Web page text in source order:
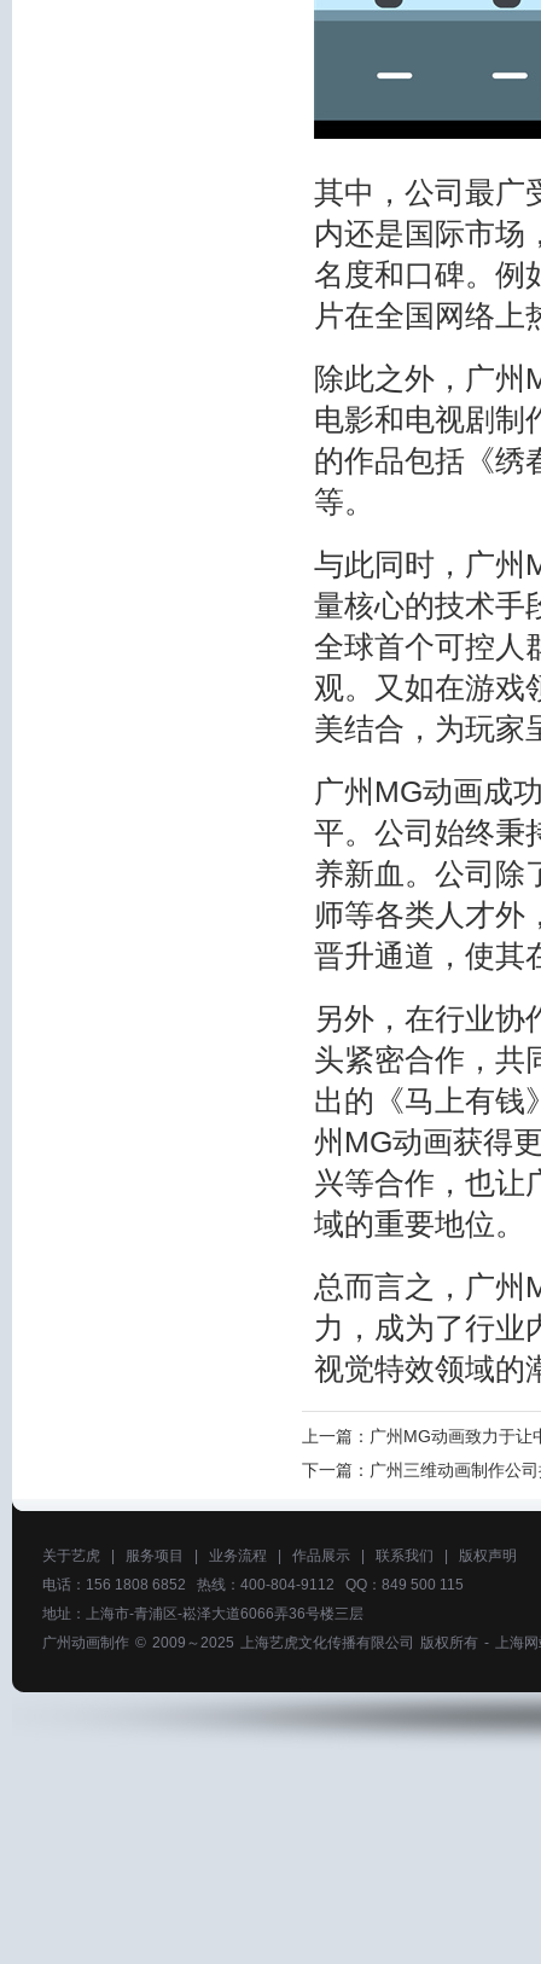
其中，公司最广
内还是国际市场
名度和口碑。例
片在全国网络上
除此之外，广州
电影和电视剧制
的作品包括《绣
等。
与此同时，广州
量核心的技术手
全球首个可控人
观。又如在游戏
美结合，为玩家
广州MG动画成
平。公司始终秉
养新血。公司除
师等各类人才外
晋升通道，使其
另外，在行业协
头紧密合作，共
出的《马上有钱
州MG动画获得
兴等合作，也让
域的重要地位。
总而言之，广州
力，成为了行业
视觉特效领域的
上一篇： 广州MG动画致力于让
下一篇： 广州三维动画制作公
关于艺虎 服务项目 业务流程 作品展示 联系我们
版权声明
电话：156 1808 6852 热线：400-804-9112 QQ：849 500 115
地址：上海市-青浦区-崧泽大道6066弄36号楼三层
广州动画制作 © 2009～2025 上海艺虎文化传播有限公司 版权所有 - 上海